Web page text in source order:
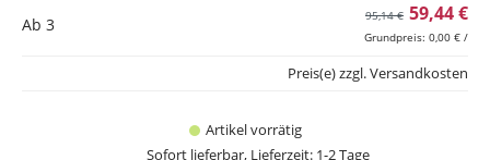
Ab 3 59,44 €
95,14 €
Grundpreis: 0,00 € /
Artikel vorrätig
Sofort lieferbar, Lieferzeit: 1-2 Tage
Preis(e) zzgl. Versandkosten